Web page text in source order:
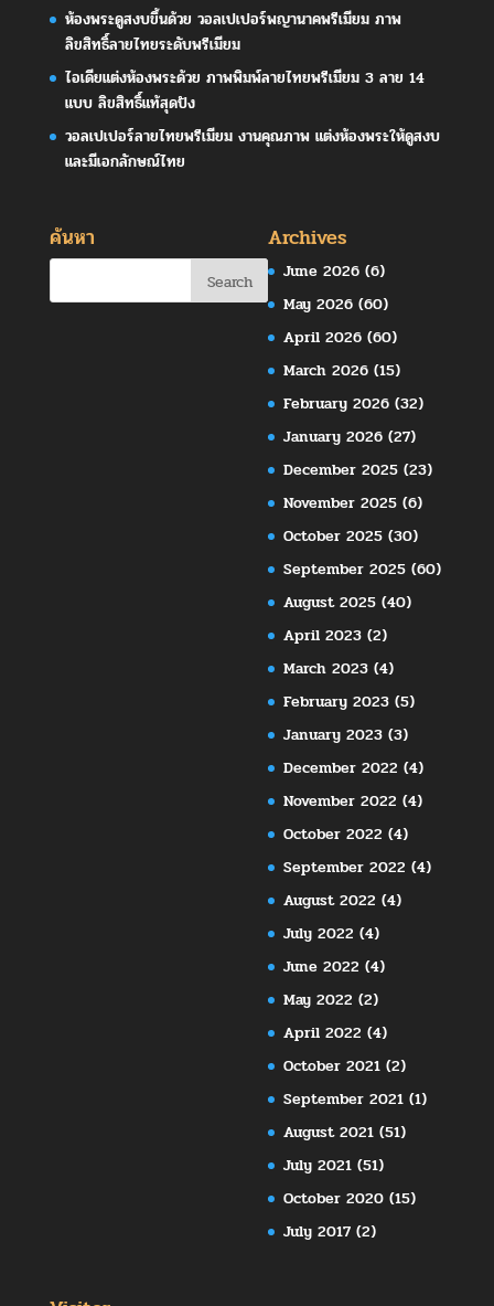
ห้องพระดูสงบขึ้นด้วย วอลเปเปอร์พญานาคพรีเมียม ภาพ
ลิขสิทธิ์ลายไทยระดับพรีเมียม
ไอเดียแต่งห้องพระด้วย ภาพพิมพ์ลายไทยพรีเมียม 3 ลาย 14
แบบ ลิขสิทธิ์แท้สุดปัง
วอลเปเปอร์ลายไทยพรีเมียม งานคุณภาพ แต่งห้องพระให้ดูสงบ
และมีเอกลักษณ์ไทย
ค้นหา Archives
June 2026 (6)
May 2026 (60)
April 2026 (60)
March 2026 (15)
February 2026 (32)
January 2026 (27)
December 2025 (23)
November 2025 (6)
October 2025 (30)
September 2025 (60)
August 2025 (40)
April 2023 (2)
March 2023 (4)
February 2023 (5)
January 2023 (3)
December 2022 (4)
November 2022 (4)
October 2022 (4)
September 2022 (4)
August 2022 (4)
July 2022 (4)
June 2022 (4)
May 2022 (2)
April 2022 (4)
October 2021 (2)
September 2021 (1)
August 2021 (51)
July 2021 (51)
October 2020 (15)
July 2017 (2)